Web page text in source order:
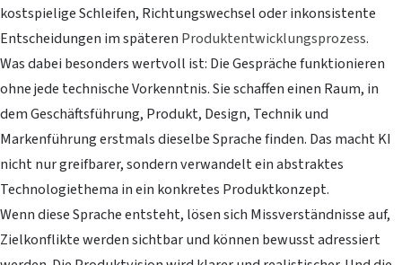
kostspielige Schleifen, Richtungswechsel oder inkonsistente
Entscheidungen im späteren Produktentwicklungsprozess.
Was dabei besonders wertvoll ist: Die Gespräche funktionieren
ohne jede technische Vorkenntnis. Sie schaffen einen Raum, in
dem Geschäftsführung, Produkt, Design, Technik und
Markenführung erstmals dieselbe Sprache finden. Das macht KI
nicht nur greifbarer, sondern verwandelt ein abstraktes
Technologiethema in ein konkretes Produktkonzept.
Wenn diese Sprache entsteht, lösen sich Missverständnisse auf,
Zielkonflikte werden sichtbar und können bewusst adressiert